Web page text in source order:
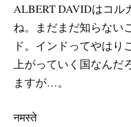
ALBERT DAVIDはコル
ね。まだまだ知らない
ド。インドってやはり
上がっていく国なんだ
ますが…。
नमस्ते